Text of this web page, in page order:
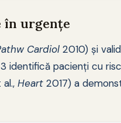
în urgențe
Cardiol 2010) și
identifică pacienți cu
Heart 2017) a